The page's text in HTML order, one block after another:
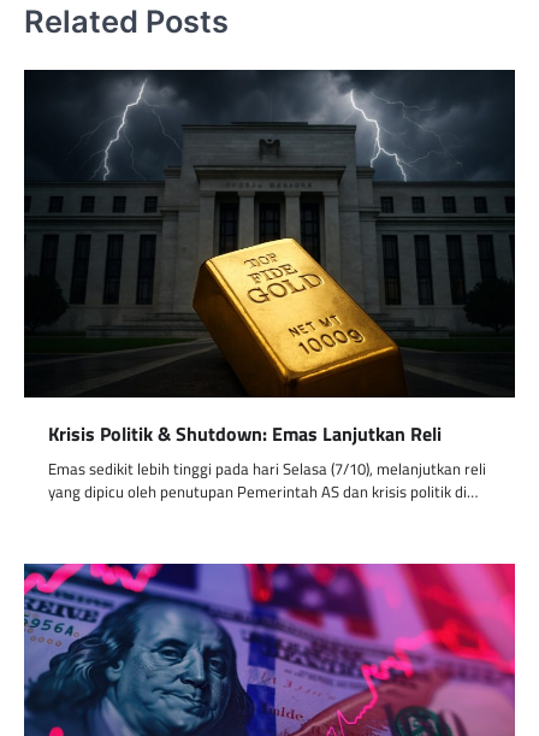
Related Posts
Krisis Politik & Shutdown: Emas Lanjutkan Reli
Emas sedikit lebih tinggi pada hari Selasa (7/10), melanjutkan reli
yang dipicu oleh penutupan Pemerintah AS dan krisis politik di…